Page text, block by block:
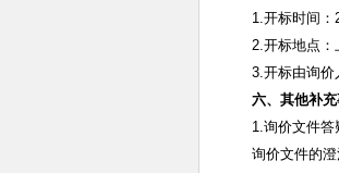
1.开标时间：
2.开标地点：
3.开标由询价
六、其他补
1.询价文件答
询价文件的